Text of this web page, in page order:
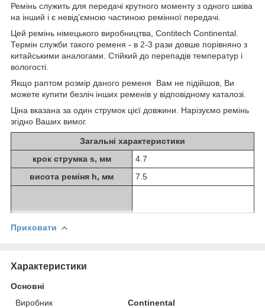
Ремінь служить для передачі крутного моменту з одного шківа
на інший і є невід'ємною частиною ремінної передачі.
Цей ремінь німецького виробництва, Contitech Continental.
Термін служби такого ременя - в 2-3 рази довше порівняно з
китайськими аналогами. Стійкий до перепадів температур і
вологості.
Якщо раптом розмір даного ременя Вам не підійшов, Ви
можете купити безліч інших ременів у відповідному каталозі.
Ціна вказана за один струмок цієї довжини. Нарізуємо ремінь
згідно Ваших вимог.
Загальні характеристики
крок струмка s, мм
4.7
висота реміня h, мм
7.5
Приховати
Характеристики
Основні
Виробник
Continental